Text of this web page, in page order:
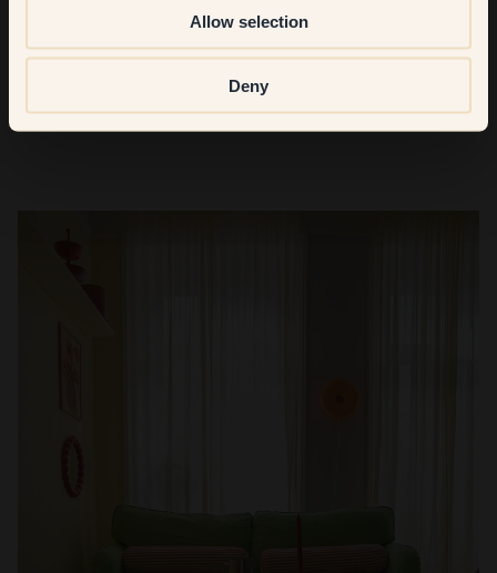
Allow selection
Deny
Le résultat